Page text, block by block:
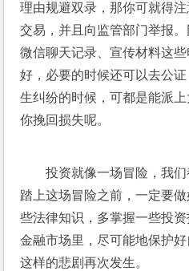
理由规避双录，那你可就得
交易，并且向监管部门举报
微信聊天记录、宣传材料这
好，必要的时候还可以去公
生纠纷的时候，可都是能派
你挽回损失呢。
投资就像一场冒险，我
踏上这场冒险之前，一定要
些法律知识，多掌握一些投
金融市场里，尽可能地保护
这样的悲剧再次发生。